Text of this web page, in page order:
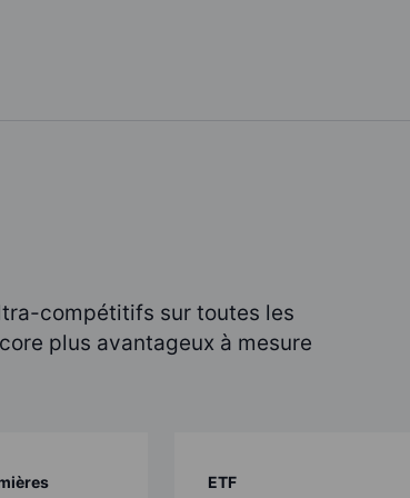
compétitifs sur toutes les
plus avantageux à mesure
ETF